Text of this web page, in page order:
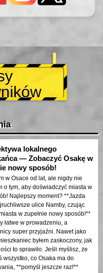
lokalnego
— Zobaczyć Osakę w
nowy sposób!
w Osace od lat, ale nigdy nie
o tym, aby doświadczyć miasta w
Najlepszy moment? **Jazda
ulice Namby, czując
w zupełnie nowy sposób!**
łatwe w prowadzeniu, a
super przyjaźni. Nawet jako
byłem zaskoczony, jak
to sprawiło. Jeśli myślisz, że
wszystko, co Osaka ma do
**pomyśl jeszcze raz!**